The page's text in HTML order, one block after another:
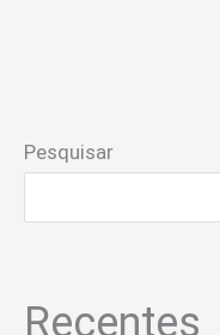
Pesquisar
Recentes